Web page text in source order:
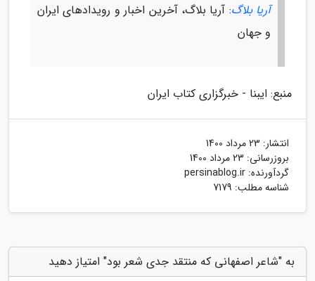
آریا بلاگ: آریا بلاگ، آخرین اخبار و رویدادهای ایران
و جهان
منبع: ایبنا - خبرگزاری کتاب ایران
انتشار: 23 مرداد 1400
بروزرسانی: 23 مرداد 1400
گردآورنده: persinablog.ir
شناسه مطلب: 7179
به "شاعر اصفهانی که منتقد جدی شعر بود" امتیاز دهید